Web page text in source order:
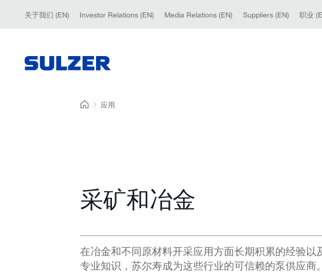
关于我们 (EN) Investor Relations (EN) Media Relations (EN) Suppliers (EN) 职业
应用
采矿和冶金
在冶金和不同原材料开采应用方面长期积累的经验以
专业知识，苏尔寿成为这些行业的可信赖的泵供应商。